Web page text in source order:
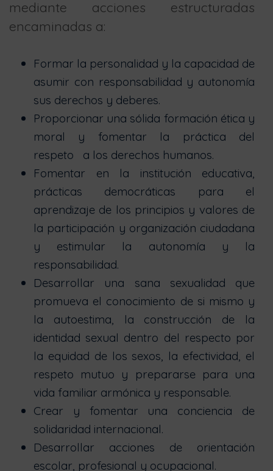
mediante acciones estructuradas
encaminadas a:
Formar la personalidad y la capacidad de
asumir con responsabilidad y autonomía
sus derechos y deberes.
Proporcionar una sólida formación ética y
moral y fomentar la práctica del
respeto a los derechos humanos.
Fomentar en la institución educativa,
prácticas democráticas para el
aprendizaje de los principios y valores de
la participación y organización ciudadana
y estimular la autonomía y la
responsabilidad.
Desarrollar una sana sexualidad que
promueva el conocimiento de si mismo y
la autoestima, la construcción de la
identidad sexual dentro del respecto por
la equidad de los sexos, la efectividad, el
respeto mutuo y prepararse para una
vida familiar armónica y responsable.
Crear y fomentar una conciencia de
solidaridad internacional.
Desarrollar acciones de orientación
escolar, profesional y ocupacional.